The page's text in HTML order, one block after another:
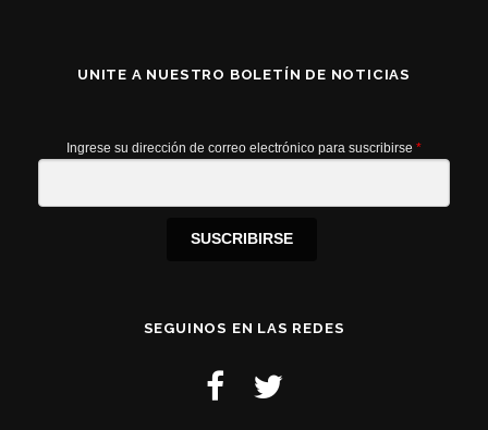
UNITE A NUESTRO BOLETÍN DE NOTICIAS
Ingrese su dirección de correo electrónico para suscribirse *
SUSCRIBIRSE
SEGUINOS EN LAS REDES